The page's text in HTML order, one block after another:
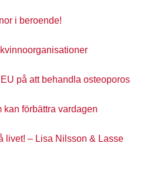
i beroende!
på att behandla osteoporos
kan förbättra vardagen
livet! – Lisa Nilsson & Lasse